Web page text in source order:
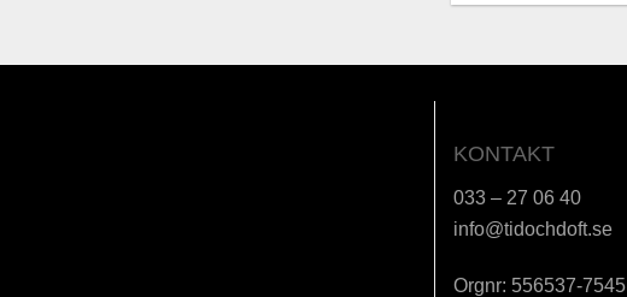
KONTAKT
033 – 27 06 40
info@tidochdoft.se
Orgnr: 556537-7545